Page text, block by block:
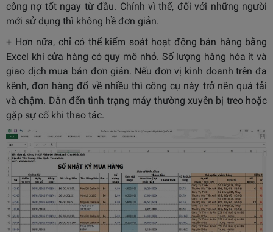
công nợ tốt ngay từ đầu. Chính vì thế, đối với những người
mới sử dụng thì không hề đơn giản.
+ Hơn nữa, chỉ có thể kiểm soát hoạt động bán hàng bằng
Excel khi cửa hàng có quy mô nhỏ. Số lượng hàng hóa ít và
giao dịch mua bán đơn giản. Nếu đơn vị kinh doanh trên đa
kênh, đơn hàng đổ về nhiều thì công cụ này trở nên quá tải
và chậm. Dẫn đến tình trạng máy thường xuyên bị treo hoặc
gặp sự cố khi thao tác.